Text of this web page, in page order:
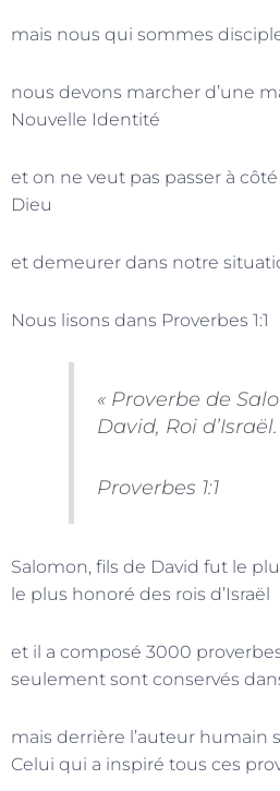
mais nous qui sommes
nous devons marcher d’une
Nouvelle Identité
et on ne veut pas passer à
Dieu
et demeurer dans notre
Nous lisons dans Proverbes 1:1
« Proverbe de
David, Roi d’Israël.
Proverbes 1:1
Salomon, fils de David fut le
le plus honoré des rois d’Israël
et il a composé 3000
seulement sont conservés
mais derrière l’auteur humain
Celui qui a inspiré tous ces